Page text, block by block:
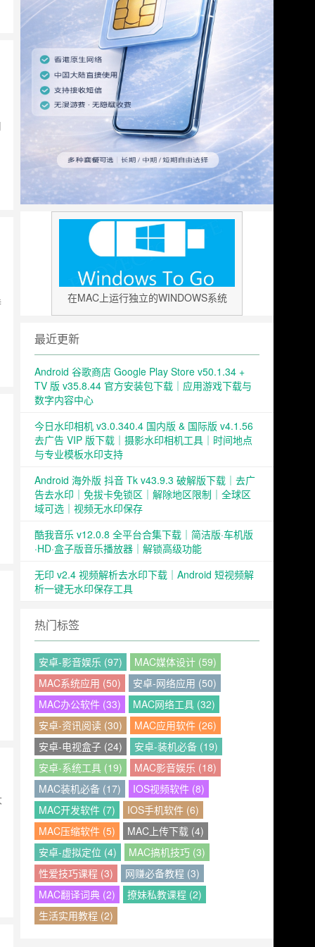
在MAC上运行独立的WINDOWS系统
最近更新
Android 谷歌商店 Google Play Store v50.1.34 +
TV 版 v35.8.44 官方安装包下载｜应用游戏下载与
数字内容中心
今日水印相机 v3.0.340.4 国内版 & 国际版 v4.1.56
去广告 VIP 版下载｜摄影水印相机工具｜时间地点
与专业模板水印支持
Android 海外版 抖音 Tk v43.9.3 破解版下载｜去广
告去水印｜免拔卡免锁区｜解除地区限制｜全球区
域可选｜视频无水印保存
酷我音乐 v12.0.8 全平台合集下载｜简洁版·车机版
·HD·盒子版音乐播放器｜解锁高级功能
无印 v2.4 视频解析去水印下载｜Android 短视频解
析一键无水印保存工具
热门标签
安卓-影音娱乐 (97)
MAC媒体设计 (59)
MAC系统应用 (50)
安卓-网络应用 (50)
MAC办公软件 (33)
MAC网络工具 (32)
安卓-资讯阅读 (30)
MAC应用软件 (26)
安卓-电视盒子 (24)
安卓-装机必备 (19)
安卓-系统工具 (19)
MAC影音娱乐 (18)
MAC装机必备 (17)
IOS视频软件 (8)
MAC开发软件 (7)
IOS手机软件 (6)
MAC压缩软件 (5)
MAC上传下载 (4)
安卓-虚拟定位 (4)
MAC搞机技巧 (3)
性爱技巧课程 (3)
网赚必备教程 (3)
MAC翻译词典 (2)
撩妹私教课程 (2)
生活实用教程 (2)